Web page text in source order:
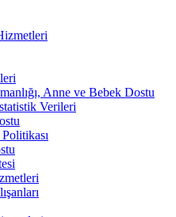
Anne ve Bebek Dostu
Verileri